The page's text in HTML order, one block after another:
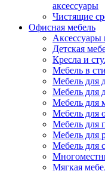
аксессуары
Чистящие
Офисная мебель
Аксессуары
Детская
Кресла и
Мебель в
Мебель для
Мебель для
Мебель для
Мебель для
Мебель для
Мебель для
Мебель для
Мягкая